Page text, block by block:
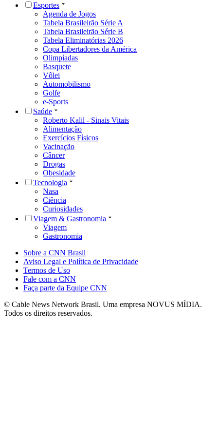
Esportes
Agenda de Jogos
Tabela Brasileirão Série A
Tabela Brasileirão Série B
Tabela Eliminatórias 2026
Copa Libertadores da América
Olimpíadas
Basquete
Vôlei
Automobilismo
Golfe
e-Sports
Saúde
Roberto Kalil - Sinais Vitais
Alimentação
Exercícios Físicos
Vacinação
Câncer
Drogas
Obesidade
Tecnologia
Nasa
Ciência
Curiosidades
Viagem & Gastronomia
Viagem
Gastronomia
Sobre a CNN Brasil
Aviso Legal e Política de Privacidade
Termos de Uso
Fale com a CNN
Faça parte da Equipe CNN
© Cable News Network Brasil. Uma empresa NOVUS MÍDIA.
Todos os direitos reservados.